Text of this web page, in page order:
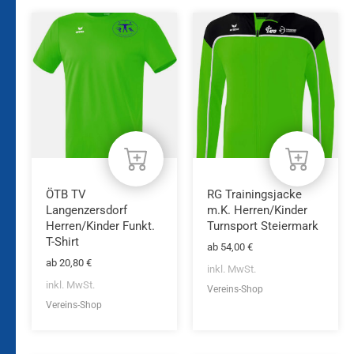
Dieses
Produkt
weist
mehrere
Varianten
Produktseite
gewählt
werden
ÖTB TV
Langenzersdorf
Herren/Kinder Funkt.
T-Shirt
ab 20,80 €
inkl. MwSt.
Vereins-Shop
Dieses
Produkt
weist
mehrere
Varianten
auf.
Die
Optionen
können
auf
Produktseite
gewählt
werden
RG Trainingsjacke
m.K. Herren/Kinder
Turnsport Steiermark
ab 54,00 €
inkl. MwSt.
Vereins-Shop